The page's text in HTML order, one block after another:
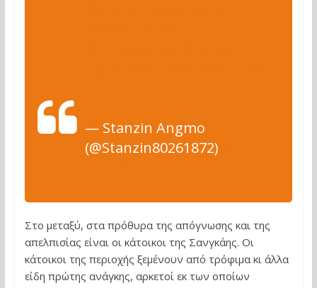
— Stanzin Angmo
(@Stanzin80261872)
Στο μεταξύ, στα πρόθυρα της απόγνωσης και της
απελπισίας είναι οι κάτοικοι της Σανγκάης. Οι
κάτοικοι της περιοχής ξεμένουν από τρόφιμα κι άλλα
είδη πρώτης ανάγκης, αρκετοί εκ των οποίων